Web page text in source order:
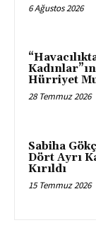
6 Ağustos 2026
Hürriyet
28 Temmuz 2026
Sabiha
Dört Ayrı
Kırıldı
15 Temmuz 2026